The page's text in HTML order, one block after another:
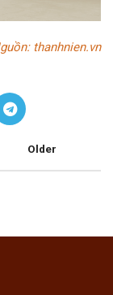
thanhnien.vn
Older